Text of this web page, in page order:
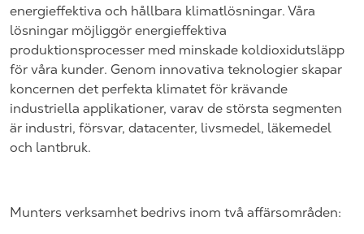
energieffektiva och hållbara klimatlösningar. Våra
lösningar möjliggör energieffektiva
produktionsprocesser med minskade koldioxidutsläpp
för våra kunder. Genom innovativa teknologier skapar
koncernen det perfekta klimatet för krävande
industriella applikationer, varav de största segmenten
är industri, försvar, datacenter, livsmedel, läkemedel
och lantbruk.
Munters verksamhet bedrivs inom två affärsområden: